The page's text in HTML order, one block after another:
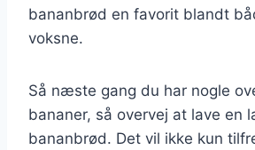
bananbrød en favorit blandt
voksne.
Så næste gang du har nogle
bananer, så overvej at lave en
bananbrød. Det vil ikke kun